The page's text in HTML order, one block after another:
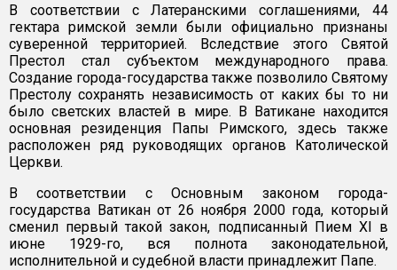
В соответствии с Латеранскими соглашениями, 44
гектара римской земли были официально признаны
суверенной территорией. Вследствие этого Святой
Престол стал субъектом международного права.
Создание города-государства также позволило Святому
Престолу сохранять независимость от каких бы то ни
было светских властей в мире. В Ватикане находится
основная резиденция Папы Римского, здесь также
расположен ряд руководящих органов Католической
Церкви.
В соответствии с Основным законом города-
государства Ватикан от 26 ноября 2000 года, который
сменил первый такой закон, подписанный Пием XI в
июне 1929-го, вся полнота законодательной,
исполнительной и судебной власти принадлежит Папе.